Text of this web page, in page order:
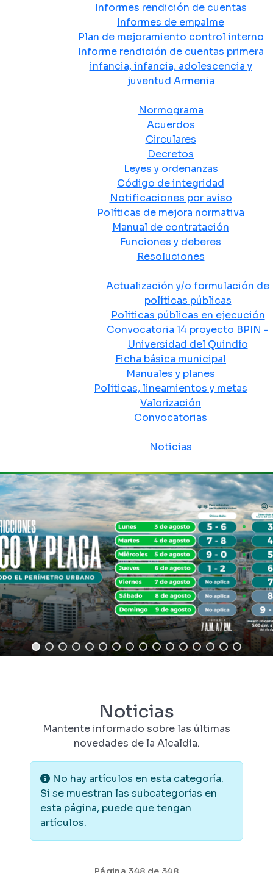
Informes rendición de cuentas
Informes de empalme
Plan de mejoramiento control interno
Informe rendición de cuentas primera
infancia, infancia, adolescencia y
juventud Armenia
Normograma
Acuerdos
Circulares
Decretos
Leyes y ordenanzas
Código de integridad
Notificaciones por aviso
Políticas de mejora normativa
Manual de contratación
Funciones y deberes
Resoluciones
Actualización y/o formulación de
políticas públicas
Políticas públicas en ejecución
Convocatoria 14 proyecto BPIN -
Universidad del Quindío
Ficha básica municipal
Manuales y planes
Políticas, lineamientos y metas
Valorización
Convocatorias
Noticias
Noticias
Mantente informado sobre las últimas
novedades de la Alcaldía.
Información
No hay artículos en esta categoría.
Si se muestran las subcategorías en
esta página, puede que tengan
artículos.